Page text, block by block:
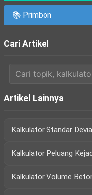
📚 Primbon
Cari Artikel
Artikel Lainnya
Kalkulator Standar
Kalkulator Peluang
Kalkulator Volume